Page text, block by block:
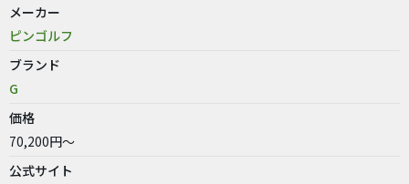
メーカー
ピンゴルフ
ブランド
G
価格
70,200円～
公式サイト